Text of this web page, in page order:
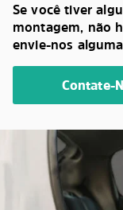
Se você tiver
montagem, não
envie-nos
Contate-